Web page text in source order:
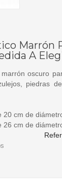
Marrón
A
oscuro
piedras
20 cm de
26 cm de